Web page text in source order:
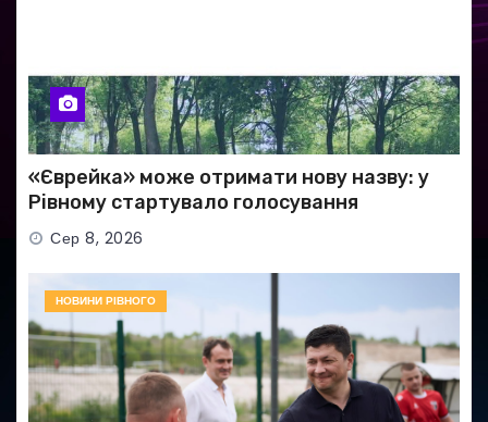
«Єврейка» може отримати нову назву: у
Рівному стартувало голосування
Сер 8, 2026
НОВИНИ РІВНОГО